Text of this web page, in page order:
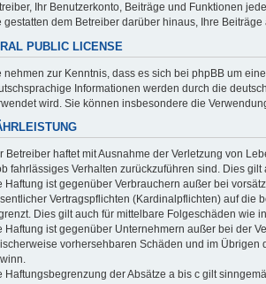
Ihr Benutzerkonto, Beiträge und Funktionen
gestatten dem Betreiber darüber hinaus, Ihre
PUBLIC LICENSE
nehmen zur Kenntnis, dass es sich bei phpBB um eine
Informationen werden durch die
wird. Sie können insbesondere die
Betreiber haftet mit Ausnahme der Verletzung von
fahrlässiges Verhalten zurückzuführen sind. Dies
Haftung ist gegenüber Verbrauchern außer bei
Vertragspflichten (Kardinalpflichten) auf die
Dies gilt auch für mittelbare Folgeschäden wie
Haftung ist gegenüber Unternehmern außer bei der
vorhersehbaren Schäden und im
Haftungsbegrenzung der Absätze a bis c gilt